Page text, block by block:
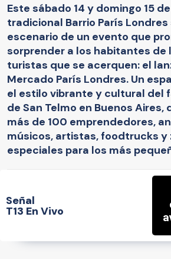
Este sábado 14 y domingo 15
tradicional Barrio París Londres
escenario de un evento que
sorprender a los habitantes de
turistas que se acerquen: el
Mercado París Londres. Un
el estilo vibrante y cultural del
de San Telmo en Buenos Aires,
más de 100 emprendedores,
músicos, artistas, foodtrucks y
especiales para los más
Señal
T13 En Vivo